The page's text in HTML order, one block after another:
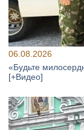
06.08.2026
«Будьте
[+Видео]